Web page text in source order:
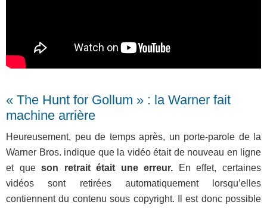
« The Hunt for Gollum » : la Warner fait
machine arrière
Heureusement, peu de temps après, un porte-parole de la
Warner Bros. indique que la vidéo était de nouveau en ligne
et queson retrait était une erreur. En effet, certaines
vidéos sont retirées automatiquement lorsqu’elles
contiennent du contenu sous copyright. Il est donc possible